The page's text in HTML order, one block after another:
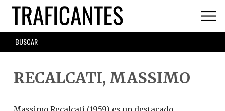
Skip
main
content
SEARCH
FORM
RECALCATI, MASSIMO